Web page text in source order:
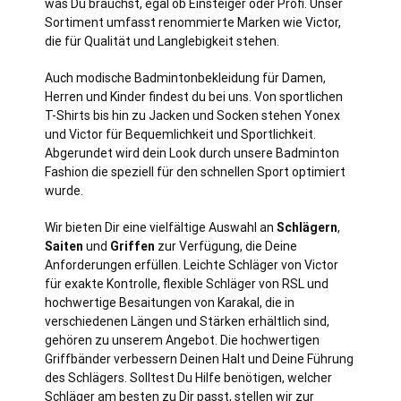
was Du brauchst, egal ob Einsteiger oder Profi. Unser
Sortiment umfasst renommierte Marken wie Victor,
die für Qualität und Langlebigkeit stehen.
Auch modische Badmintonbekleidung für Damen,
Herren und Kinder findest du bei uns. Von sportlichen
T-Shirts bis hin zu Jacken und Socken stehen Yonex
und Victor für Bequemlichkeit und Sportlichkeit.
Abgerundet wird dein Look durch unsere Badminton
Fashion die speziell für den schnellen Sport optimiert
wurde.
Wir bieten Dir eine vielfältige Auswahl an Schlägern,
Saiten und Griffen zur Verfügung, die Deine
Anforderungen erfüllen. Leichte Schläger von Victor
für exakte Kontrolle, flexible Schläger von RSL und
hochwertige Besaitungen von Karakal, die in
verschiedenen Längen und Stärken erhältlich sind,
gehören zu unserem Angebot. Die hochwertigen
Griffbänder verbessern Deinen Halt und Deine Führung
des Schlägers. Solltest Du Hilfe benötigen, welcher
Schläger am besten zu Dir passt, stellen wir zur